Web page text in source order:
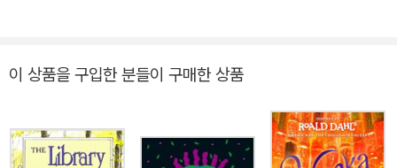
이 상품을 구입한 분들이 구매한 상품